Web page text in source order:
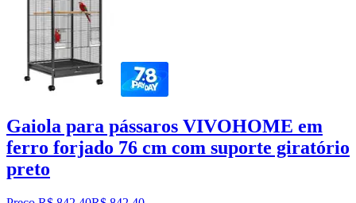
Gaiola para pássaros VIVOHOME em
ferro forjado 76 cm com suporte giratório
preto